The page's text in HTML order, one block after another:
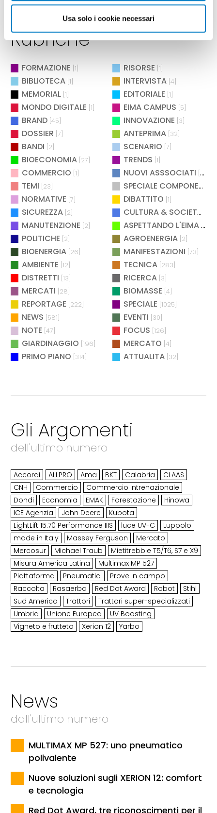
Usa solo i cookie necessari
Rubriche
FORMAZIONE [1] RISORSE [1]
BIBLIOTECA [1] INTERVISTA [4]
MEMORIAL [1] EDITORIALE [1]
MONDO DIGITALE [1] EIMA CAMPUS [5]
BRAND [45] INNOVAZIONE [3]
DOSSIER [7] ANTEPRIMA [32]
BANDI [2] SCENARIO [7]
BIOECONOMIA [27] TRENDS [1]
COMMERCIO [1] NUOVI ASSSOCIATI [15]
TEMI [23]
SPECIALE COMPONENTISTICA
NORMATIVE [7] DIBATTITO [1]
SICUREZZA [2] CULTURA & SOCIETÀ
MANUTENZIONE [2] ASPETTANDO L'EIMA [4]
POLITICHE [2] AGROENERGIA [2]
BIOENERGIA [26] MANIFESTAZIONI [73]
AMBIENTE [12] TECNICA [283]
DISTRETTI [13] RICERCA [3]
MERCATI [28] BIOMASSE [4]
REPORTAGE [222] SPECIALE [1025]
NEWS [581] EVENTI [30]
NOTE [47] FOCUS [126]
GIARDINAGGIO [196] MERCATO [4]
PRIMO PIANO [314] ATTUALITÀ [32]
Gli Argomenti
dell'ultimo numero
Accordi ALLPRO Ama BKT Calabria
CLAAS
CNH
Commercio
Commercio intrenazionale
Dondi
Economia EMAK Forestazione
Hinowa
ICE Agenzia
John Deere
Kubota
LightLift 15.70 Performance IIIS
luce UV-C
Luppolo
made in Italy
Massey Ferguson
Mercato
Mercosur
Michael Traub
Mietitrebbie T5/T6, S7 e X9
Misura America Latina
Multimax MP 527
Piattaforma
Pneumatici
Prove in campo
Raccolta
Rasaerba Red Dot Award Robot
Stihl
Sud America
Trattori
Trattori super-specializzati
Umbria
Unione Europea
UV Boosting
Vigneto e frutteto
Xerion 12 Yarbo
News
dall'ultimo numero
MULTIMAX MP 527: uno pneumatico
polivalente
Nuove soluzioni sugli XERION 12: comfort
e tecnologia
Red Dot Award, tre riconoscimenti per il